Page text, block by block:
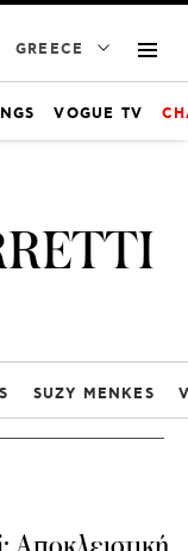
GREECE
VOGUE TV
SUZY MENKES